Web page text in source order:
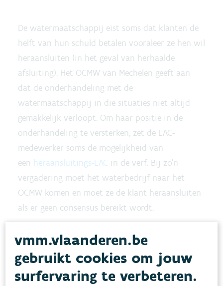
De watermaatschappij eist soms dat klanten de
helft van hun schuld betalen vooraleer ze hen wil
heraansluiten (in het geval van herhaalde
afsluiting). Het OCMW van Mechelen geeft aan
dat de onderhandeling met de
watermaatschappij in die situaties niet altijd
gemakkelijk verloopt. Om haar positie in de
onderhandeling te versterken, zet de LAC-
medewerker soms de mogelijkheid van
een heraansluitings-LAC in de verf. Bij zo’n
vergadering moet het waterbedrijf naar het
OCMW komen en moet ze de klant heraansluiten
als er geen consensus bereikt wordt.
Daarnaast informeert het OCMW afgesloten
cliënten mondeling over de stappen die ze
kunnen zetten om heraangesloten te worden. Het
OCMW helpt het hen daar ook bij.
vmm.vlaanderen.be
gebruikt cookies om jouw
surfervaring te verbeteren.